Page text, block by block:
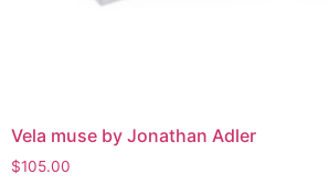
Vela muse by Jonathan Adler
$105.00